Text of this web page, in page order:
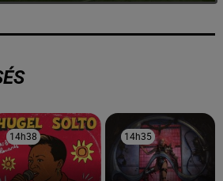
14h38
14h38 14h35
14h35